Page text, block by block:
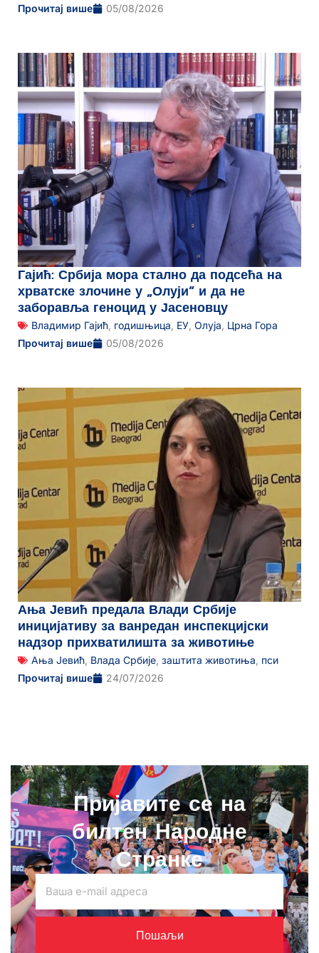
Прочитај више 05/08/2026
Гајић: Србија мора стално да подсећа на
хрватске злочине у „Олуји“ и да не
заборавља геноцид у Јасеновцу
Владимир Гајић годишњица ЕУ Олуја Црна Гора
Прочитај више
05/08/2026
Ања Јевић предала Влади Србије
иницијативу за ванредан инспекцијски
надзор прихватилишта за животиње
Ања Јевић Влада Србије заштита животиња пси
Прочитај више
24/07/2026
Пријавите се на
билтен Народне
Странке
Пошаљи